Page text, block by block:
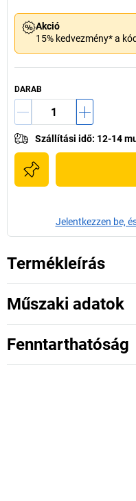
Akció
15% kedvezmény* a
DARAB
Szállítási idő: 12-14
Jelentkezzen be,
Termékleírás
Műszaki adatok
Fenntarthatóság